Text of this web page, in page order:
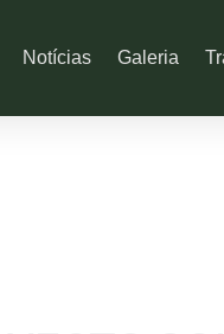
Notícias Galeria